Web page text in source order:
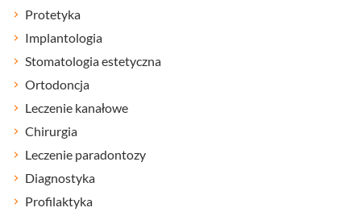
Protetyka
Implantologia
Stomatologia estetyczna
Ortodoncja
Leczenie kanałowe
Chirurgia
Leczenie paradontozy
Diagnostyka
Profilaktyka